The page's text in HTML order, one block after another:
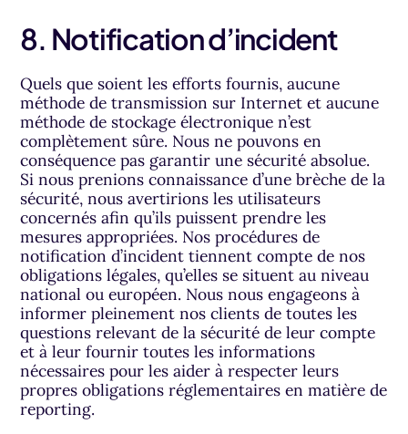
8. Notification d’incident
Quels que soient les efforts fournis, aucune
méthode de transmission sur Internet et aucune
méthode de stockage électronique n’est
complètement sûre. Nous ne pouvons en
conséquence pas garantir une sécurité absolue.
Si nous prenions connaissance d’une brèche de la
sécurité, nous avertirions les utilisateurs
concernés afin qu’ils puissent prendre les
mesures appropriées. Nos procédures de
notification d’incident tiennent compte de nos
obligations légales, qu’elles se situent au niveau
national ou européen. Nous nous engageons à
informer pleinement nos clients de toutes les
questions relevant de la sécurité de leur compte
et à leur fournir toutes les informations
nécessaires pour les aider à respecter leurs
propres obligations réglementaires en matière de
reporting.